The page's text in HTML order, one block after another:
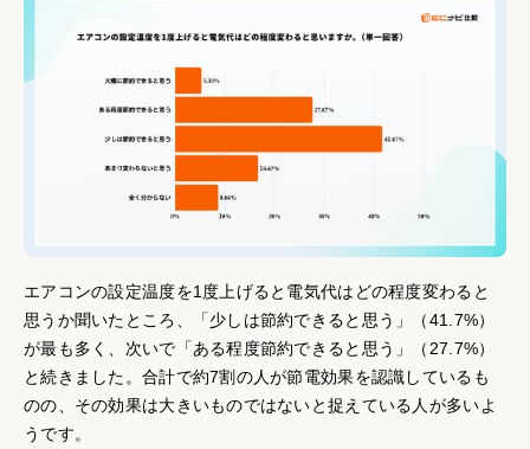
エアコンの設定温度を1度上げると電気代はどの程度変わると
思うか聞いたところ、「少しは節約できると思う」（41.7%）
が最も多く、次いで「ある程度節約できると思う」（27.7%）
と続きました。合計で約7割の人が節電効果を認識しているも
のの、その効果は大きいものではないと捉えている人が多いよ
うです。